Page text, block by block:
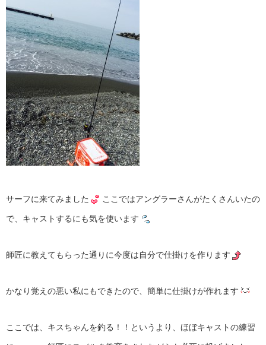
サーフに来てみました ここではアングラーさんがたくさんいたの
で、キャストするにも気を使います
師匠に教えてもらった通りに今度は自分で仕掛けを作ります
かなり覚えの悪い私にもできたので、簡単に仕掛けが作れます
ここでは、キスちゃんを釣る！！というより、ほぼキャストの練習